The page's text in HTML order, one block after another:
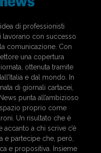
di professionisti
lavorano con successo
comunicazione. Con
una copertura
ottenuta tramite
e dal mondo. In
di giornali cartacei,
punta all’ambizioso
proprio come
Un risultato che è
a chi scrive c’è
e partecipe che, però,
e propositiva. Insieme